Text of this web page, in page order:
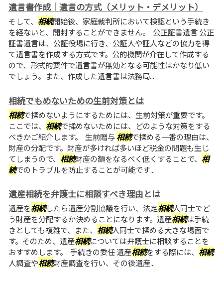
遺言書作成｜遺言の方式（メリット・デメリット）
そして、 相続開始後、家庭裁判所において検認という手続き
を経ないと、開封することができません。 公正証書遺言 公正
証書遺言は、公証役場に行き、公証人や証人などの協力を得
て遺言書を作成する方式です。公的機関が介在して作成する
ので、形式的要件で遺言書が無効となる可能性はかなり低い
でしょう。また、作成した遺言書は法務局...
相続でもめないための生前対策とは
相続で揉めないようにするためには、生前対策が重要です。
ここでは、 相続で揉めないためには、どのような対策をする
べきかご紹介します。 生前贈与相続で揉める一番の理由は、
財産の分配です。財産が多ければ多いほど税金の問題も生じ
てしまうので、 相続財産の額をなるべく低くすることで、 相
続でのトラブルを防止することが可能です...
遺産相続を弁護士に相談すべき理由とは
遺産を相続したら遺産分割協議を行い、法定相続人同士でど
う財産を分配するか決めることになります。遺産相続は手続
きとしても複雑で、また、 相続人同士で揉める大きな場面で
す。そのため、遺産相続については弁護士に相談することを
おすすめします。 手続きの委任 遺産相続をする際には、 相続
人調査や相続財産調査を行い、その後遺産...